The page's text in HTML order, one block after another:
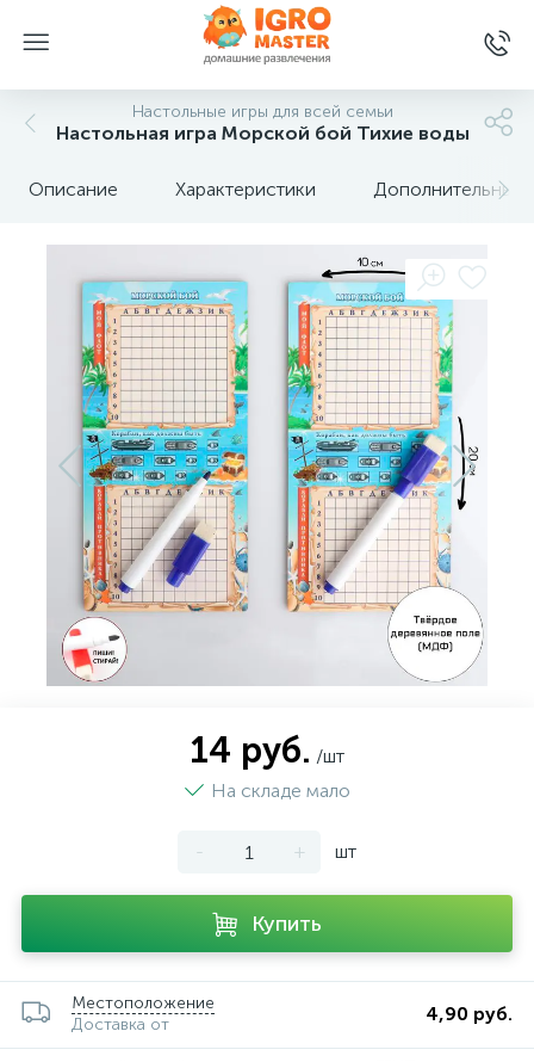
Настольные игры для всей семьи
Настольная игра Морской бой Тихие воды
Описание Характеристики Дополнительные
14 руб. /шт
На складе мало
- + шт
Купить
Местоположение
Доставка от
4,90 руб.